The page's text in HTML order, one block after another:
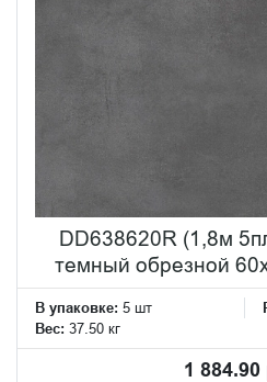
DD638620R (1,8м
темный обрезной
В упаковке: 5 шт
Вес: 37.50 кг
1 884.90